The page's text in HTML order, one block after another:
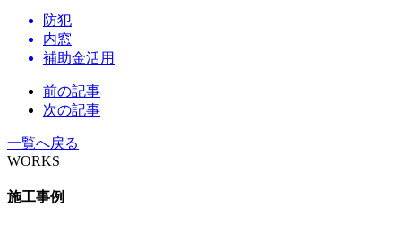
防犯
内窓
補助金活用
前の記事
次の記事
一覧へ戻る
WORKS
施工事例